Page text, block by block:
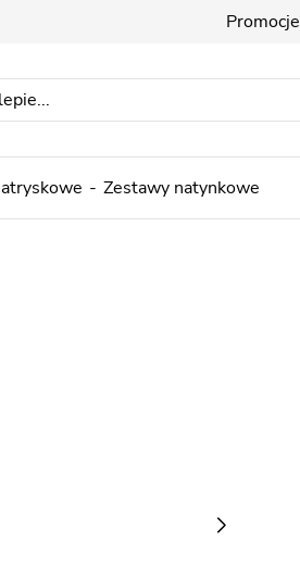
Promocje
Zestawy natynkowe